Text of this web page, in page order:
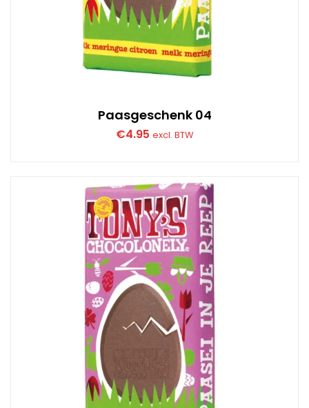
Paasgeschenk 04
€4.95 excl. BTW